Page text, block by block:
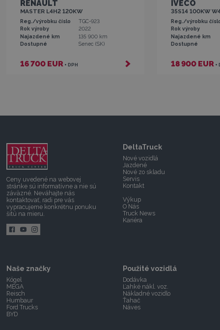
RENAULT
MASTER L4H2 120KW
Reg./výrobku číslo
TGC-923
Rok výroby
2022
Najazdené km
135 900 km
Dostupné
Senec (SK)
16 700 EUR + DPH
IVECO
35S14 100KW
Reg./výrobku
Rok výroby
Najazdené km
Dostupné
18 900 EUR +
Ceny uvedené na webovej
stránke sú informatívne a nie sú
záväzné. Neváhajte nás
kontaktovať, radi pre vás
vypracujeme konkrétnu ponuku
šitú na mieru.
DeltaTruck
Nové vozidlá
Jazdené
Nové zo skladu
Servis
Kontakt
Výkup
O Nás
Truck News
Kariéra
Naše značky
Kögel
MEGA
Reisch
Humbaur
Ford Trucks
BYD
Použité vozidlá
Dodávka
Ľahké nákl. voz.
Nákladné vozidlo
Ťahač
Náves